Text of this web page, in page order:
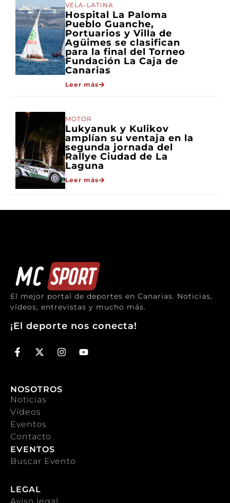
VELA-LATINA
Hospital La Paloma
Pueblo Guanche,
Portuarios y Villa de
Agüimes se clasifican
para la final del Torneo
Fundación La Caja de
Canarias
Leer más
MOTOR
Lukyanuk y Kulikov
amplían su ventaja en la
segunda jornada del
Rallye Ciudad de La
Laguna
Leer más
El mejor portal de deportes en Canarias. Noticias,
vídeos, entrevistas y mucho más.
¡El deporte nos conecta!
NOSOTROS
Noticias
Vídeos
Eventos
Contacto
EVENTOS
Buscar Evento
LEGAL